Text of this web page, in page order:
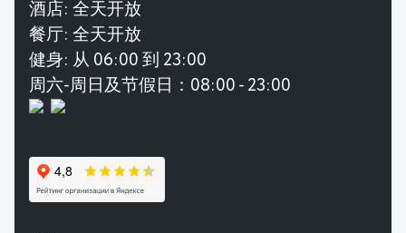
酒店: 全天开放
餐厅: 全天开放
健身: 从 06:00 到 23:00
周六-周日及节假日：08:00 - 23:00